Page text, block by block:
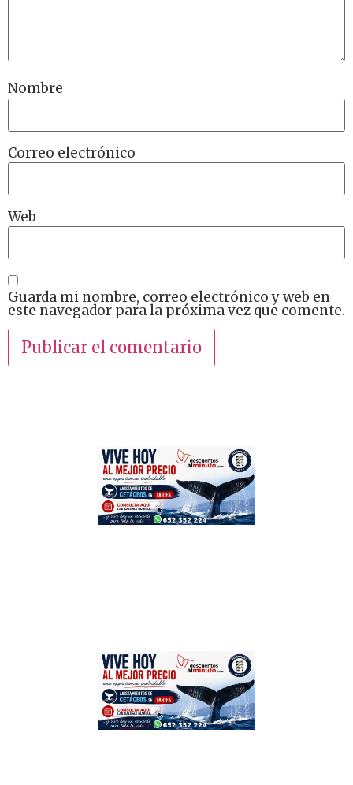
Nombre
Correo electrónico
Web
Guarda mi nombre, correo electrónico y web en
este navegador para la próxima vez que comente.